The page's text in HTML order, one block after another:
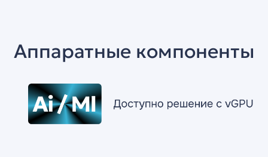
Аппаратные компоненты